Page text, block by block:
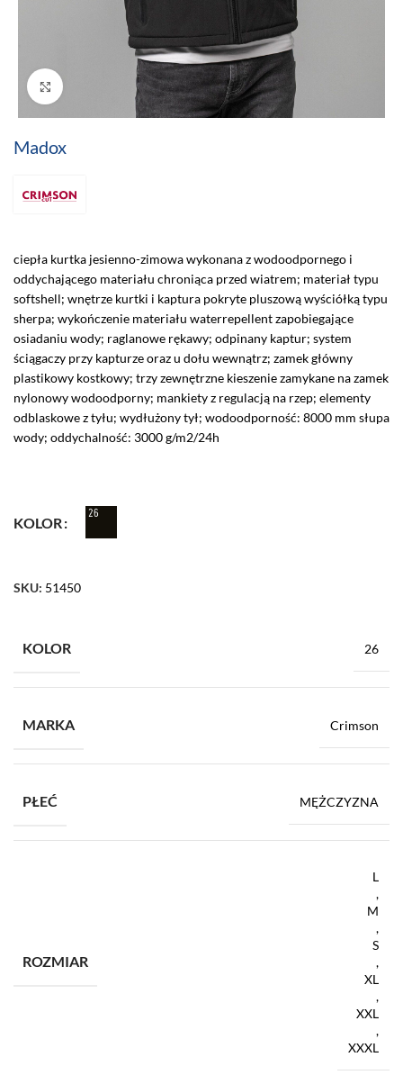
Click to enlarge
Madox
ciepła kurtka jesienno-zimowa wykonana z wodoodpornego i
oddychającego materiału chroniąca przed wiatrem; materiał typu
softshell; wnętrze kurtki i kaptura pokryte pluszową wyściółką typu
sherpa; wykończenie materiału waterrepellent zapobiegające
osiadaniu wody; raglanowe rękawy; odpinany kaptur; system
ściągaczy przy kapturze oraz u dołu wewnątrz; zamek główny
plastikowy kostkowy; trzy zewnętrzne kieszenie zamykane na zamek
nylonowy wodoodporny; mankiety z regulacją na rzep; elementy
odblaskowe z tyłu; wydłużony tył; wodoodporność: 8000 mm słupa
wody; oddychalność: 3000 g/m2/24h
KOLOR
SKU: 51450
KOLOR 26
MARKA Crimson
PŁEĆ MĘŻCZYZNA
ROZMIAR
L
,
M
,
S
,
XL
,
XXL
,
XXXL